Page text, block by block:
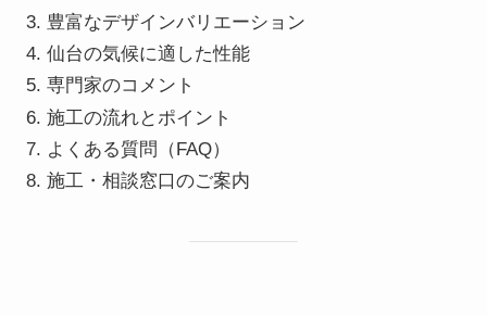
豊富なデザインバリエーション
仙台の気候に適した性能
専門家のコメント
施工の流れとポイント
よくある質問（FAQ）
施工・相談窓口のご案内